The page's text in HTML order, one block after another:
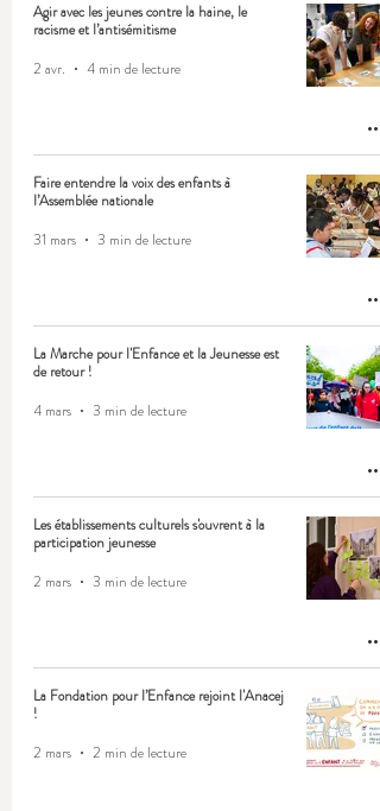
Agir avec les jeunes contre la haine, le
racisme et l’antisémitisme
2 avr.
4 min de lecture
Faire entendre la voix des enfants à
l’Assemblée nationale
31 mars
3 min de lecture
La Marche pour l'Enfance et la Jeunesse est
de retour !
4 mars
3 min de lecture
Les établissements culturels s'ouvrent à la
participation jeunesse
2 mars
3 min de lecture
La Fondation pour l’Enfance rejoint l'Anacej
!
2 mars
2 min de lecture